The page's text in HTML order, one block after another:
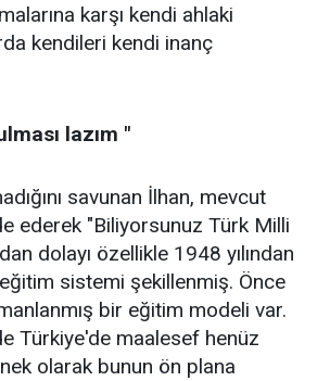
karşı kendi ahlaki
kendileri kendi inanç
lazım "
savunan İlhan, mevcut
ederek "Biliyorsunuz Türk Milli
dolayı özellikle 1948 yılından
sistemi şekillenmiş. Önce
bir eğitim modeli var.
Türkiye'de maalesef henüz
olarak bunun ön plana